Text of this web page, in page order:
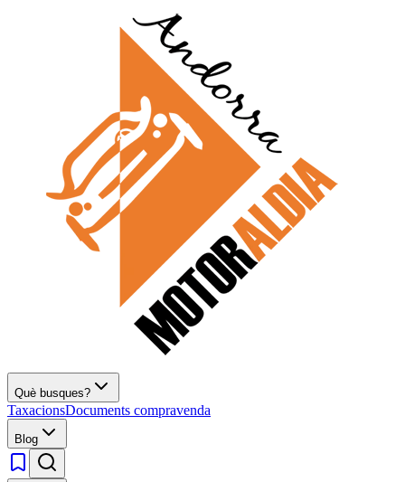
Què busques?
TaxacionsDocuments compravenda
Blog